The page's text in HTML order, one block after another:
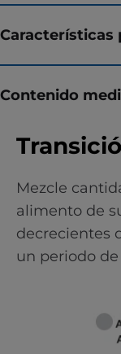
Características
Contenido
Mezcle
alimento de
decrecientes
un periodo de